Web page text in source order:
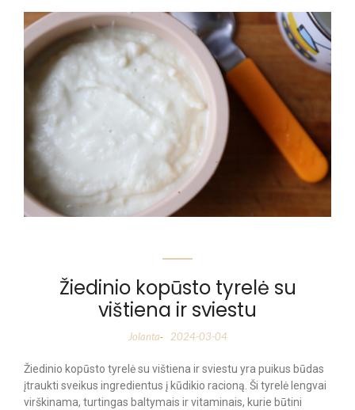
Žiedinio kopūsto tyrelė su
vištiena ir sviestu
Jolanta- 2024-03-04
Žiedinio kopūsto tyrelė su vištiena ir sviestu yra puikus būdas
įtraukti sveikus ingredientus į kūdikio racioną. Ši tyrelė lengvai
virškinama, turtingas baltymais ir vitaminais, kurie būtini